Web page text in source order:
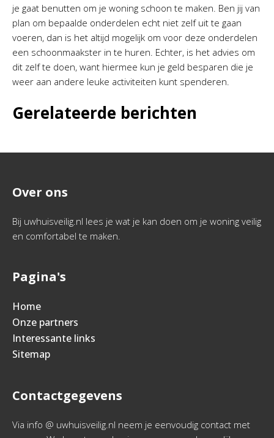
je gaat benutten om je woning schoon te maken. Ben jij van
plan om bepaalde onderdelen echt niet zelf uit te gaan
voeren, dan is het altijd mogelijk om voor deze onderdelen
een schoonmaakster in te huren. Echter, is het advies om
dit zelf te doen, want hiermee kun je geld besparen die je
weer aan andere leuke activiteiten kunt spenderen.
Gerelateerde berichten
Over ons
Bij uwhuisveilig.nl lees je wat je kan doen om je woning veilig
en comfortabel te maken.
Pagina's
Home
Onze partners
Interessante links
Sitemap
Contactgegevens
Via info @ uwhuisveilig.nl neem je eenvoudig contact met